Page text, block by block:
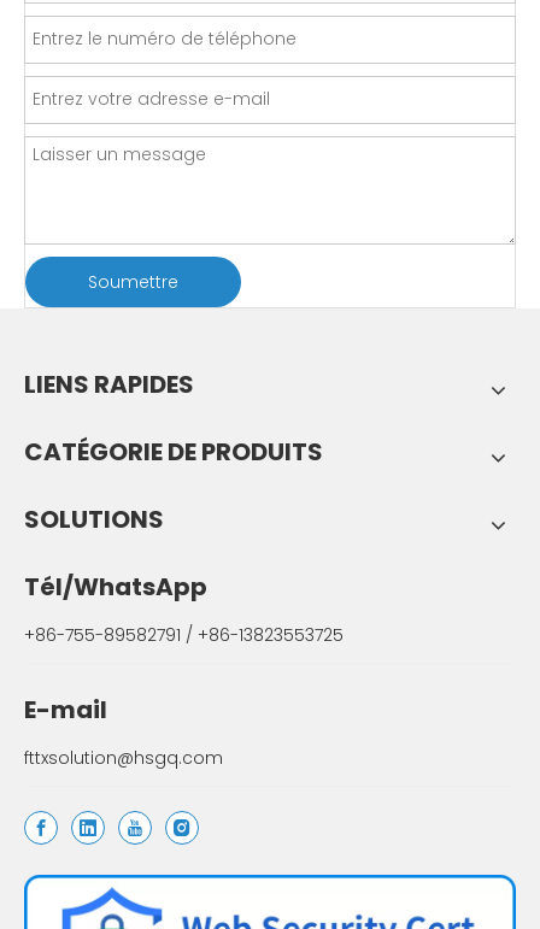
Soumettre
LIENS RAPIDES
CATÉGORIE DE PRODUITS
SOLUTIONS
Tél/WhatsApp
+86-755-89582791 / +86-13823553725
E-mail
fttxsolution@hsgq.com